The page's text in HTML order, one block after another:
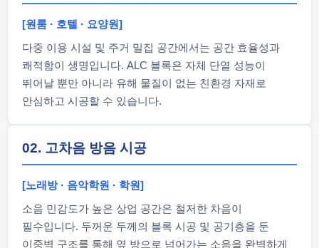
[원룸 · 호텔 · 요양원]
다중 이용 시설 및 주거 밀집 공간에서는 공간 효율성과
쾌적함이 생명입니다. ALC 블록은 자체 단열 성능이
뛰어날 뿐만 아니라 유해 물질이 없는 친환경 자재로
안심하고 시공할 수 있습니다.
02. 고차음 방음 시공
[노래방 · 음악학원 · 학원]
소음 민감도가 높은 상업 공간은 철저한 차음이
필수입니다. 두꺼운 두께의 블록 시공 및 공기층을 둔
이중벽 구조를 통해 옆 방으로 넘어가는 소음을 완벽하게